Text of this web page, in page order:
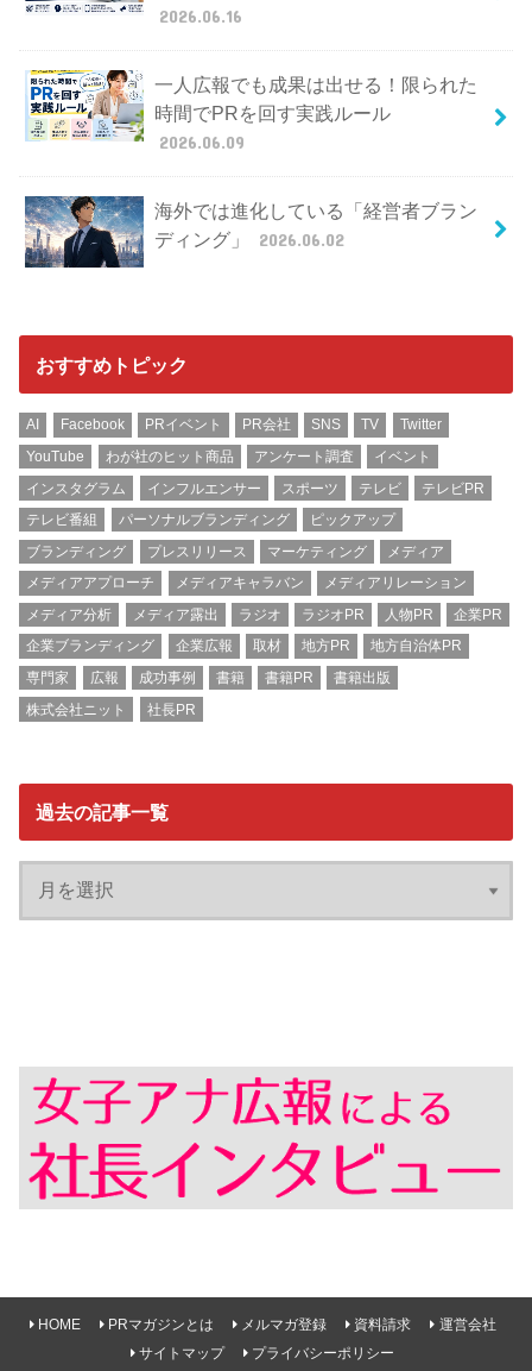
2026.06.16
一人広報でも成果は出せる！限られた
時間でPRを回す実践ルール
2026.06.09
海外では進化している「経営者ブラン
ディング」
2026.06.02
おすすめトピック
AI Facebook PRイベント PR会社 SNS TV
Twitter
YouTube
わが社のヒット商品 アンケート調査
イベント
インスタグラム
インフルエンサー スポーツ テレビ
テレビPR
テレビ番組
パーソナルブランディング
ピックアップ
ブランディング
プレスリリース マーケティング
メディア
メディアアプローチ
メディアキャラバン
メディアリレーション
メディア分析
メディア露出 ラジオ ラジオPR 人物PR
企業PR
企業ブランディング
企業広報 取材 地方PR
地方自治体PR
専門家
広報 成功事例 書籍 書籍PR
書籍出版
株式会社ニット
社長PR
過去の記事一覧
HOME PRマガジンとは メルマガ登録 資料請求
運営会社
サイトマップ
プライバシーポリシー